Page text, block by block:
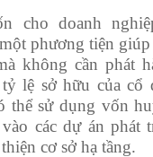
cho doanh
phương tiện
không cần phát
lệ sở hữu của cổ
thể sử dụng vốn
các dự án phát
cơ sở hạ tầng.